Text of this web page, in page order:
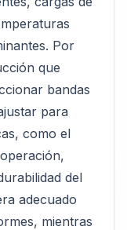
Por
que
bandas
para
como el
del
adecuado
mientras